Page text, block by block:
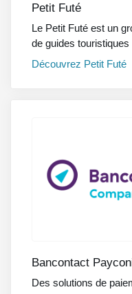
Petit Futé
Le Petit Futé est un
de guides touristiques
Découvrez Petit Futé
Bancontact
Des solutions de